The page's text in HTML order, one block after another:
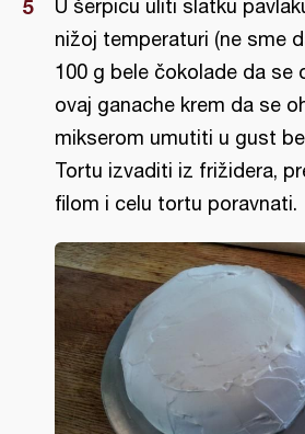
U šerpicu uliti slatku
nižoj temperaturi (ne sme
100 g bele čokolade da se
ovaj ganache krem da se
mikserom umutiti u gust
Tortu izvaditi iz frižidera,
filom i celu tortu poravnati.